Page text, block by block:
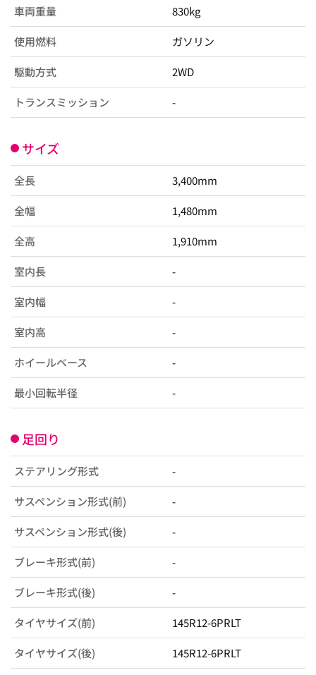
車両重量 830kg
使用燃料 ガソリン
駆動方式 2WD
トランスミッション -
サイズ
全長 3,400mm
全幅 1,480mm
全高 1,910mm
室内長 -
室内幅 -
室内高 -
ホイールベース -
最小回転半径 -
足回り
ステアリング形式 -
サスペンション形式(前) -
サスペンション形式(後) -
ブレーキ形式(前) -
ブレーキ形式(後) -
タイヤサイズ(前) 145R12-6PRLT
タイヤサイズ(後) 145R12-6PRLT